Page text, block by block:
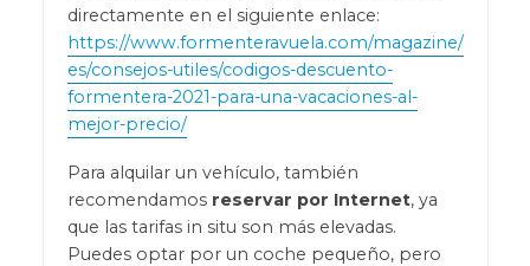
directamente en el siguiente enlace:
https://www.formenteravuela.com/magazine/
es/consejos-utiles/codigos-descuento-
formentera-2021-para-una-vacaciones-al-
mejor-precio/
Para alquilar un vehículo, también
recomendamos reservar por Internet, ya
que las tarifas in situ son más elevadas.
Puedes optar por un coche pequeño, pero